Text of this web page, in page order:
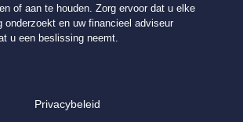
of aan te houden. Zorg ervoor dat u elke
onderzoekt en uw financieel adviseur
u een beslissing neemt.
Privacybeleid